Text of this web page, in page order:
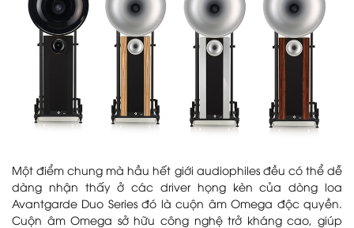
Một điểm chung mà hầu hết giới audiophiles đều có thể dễ
dàng nhận thấy ở các driver họng kèn của dòng loa
Avantgarde Duo Series đó là cuộn âm Omega độc quyền.
Cuộn âm Omega sở hữu công nghệ trở kháng cao, giúp